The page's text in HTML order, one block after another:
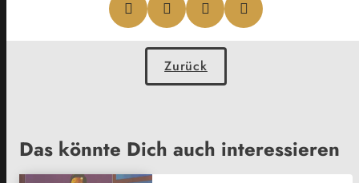
Zurück
Das könnte Dich auch interessieren